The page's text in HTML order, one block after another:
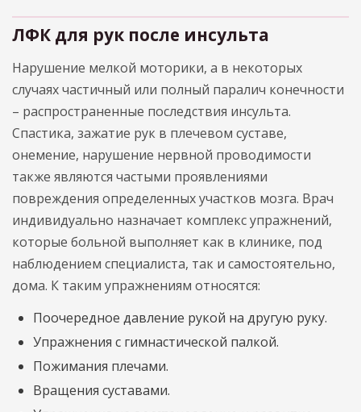
ЛФК для рук после инсульта
Нарушение мелкой моторики, а в некоторых
случаях частичный или полный паралич конечности
– распространенные последствия инсульта.
Спастика, зажатие рук в плечевом суставе,
онемение, нарушение нервной проводимости
также являются частыми проявлениями
повреждения определенных участков мозга. Врач
индивидуально назначает комплекс упражнений,
которые больной выполняет как в клинике, под
наблюдением специалиста, так и самостоятельно,
дома. К таким упражнениям относятся:
Поочередное давление рукой на другую руку.
Упражнения с гимнастической палкой.
Пожимания плечами.
Вращения суставами.